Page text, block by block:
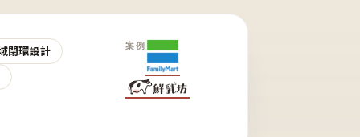
閉環設計
案例